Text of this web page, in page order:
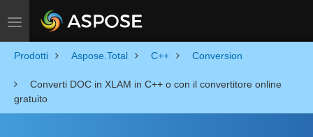
Toggle navigation
Prodotti Aspose.Total C++ Conversion
Converti DOC in XLAM in C++ o con il convertitore online
gratuito